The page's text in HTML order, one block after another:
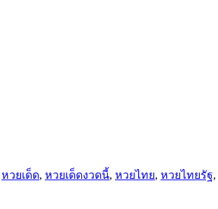
หวยเด็ด, หวยเด็ดงวดนี้, หวยไทย, หวยไทยรัฐ,